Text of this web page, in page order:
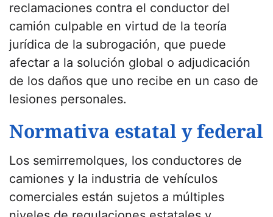
reclamaciones contra el conductor del
camión culpable en virtud de la teoría
jurídica de la subrogación, que puede
afectar a la solución global o adjudicación
de los daños que uno recibe en un caso de
lesiones personales.
Normativa estatal y federal
Los semirremolques, los conductores de
camiones y la industria de vehículos
comerciales están sujetos a múltiples